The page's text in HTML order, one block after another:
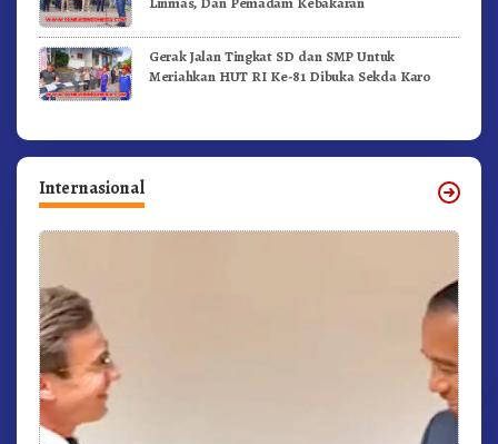
Gerak Jalan Tingkat SD dan SMP Untuk
Meriahkan HUT RI Ke-81 Dibuka Sekda Karo
Internasional